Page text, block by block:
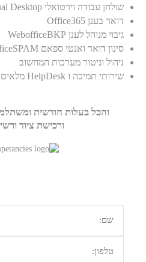
שולחן עבודה וירטואלי Virtual Desktop
דואר בענן Office365
גיבוי מנוהל לענן WebofficeBKP
סינון דואר ואנטי ספאם WebofficeSPAM
ניהול וניטור מערכות המחשוב
שירותי תמיכה ו HelpDesk מלאים
והכל בעלות חודשית
ורכישת ציוד